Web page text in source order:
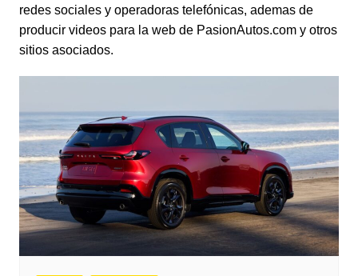
redes sociales y operadoras telefónicas, ademas de
producir videos para la web de PasionAutos.com y otros
sitios asociados.